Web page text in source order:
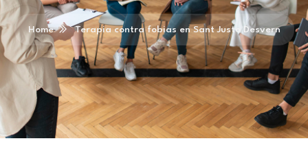
Home Terapia contra fobias en Sant Justo Desvern